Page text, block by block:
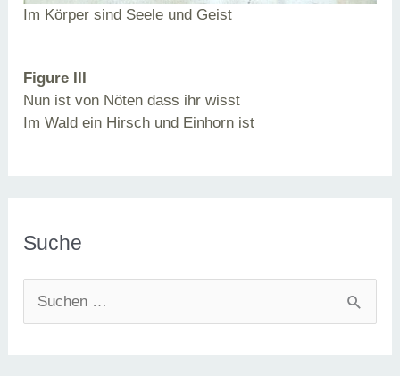
Im Körper sind Seele und Geist
Figure III
Nun ist von Nöten dass ihr wisst
Im Wald ein Hirsch und Einhorn ist
Suche
u